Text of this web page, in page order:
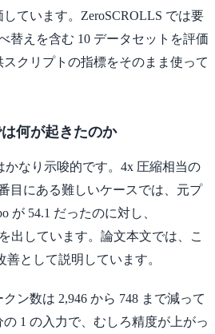
ています。ZeroSCROLLS では要
替えを含む 10 データセットを評価
クリプトの指標をそのまま使って
何が起きたのか
かなり示唆的です。4x 圧縮相当の
目にある難しいケースでは、元プ
が 54.1 だったのに対し、
出しています。論文本文では、こ
善として説明しています。
ン数は 2,946 から 748 まで減って
1 の入力で、むしろ精度が上がっ